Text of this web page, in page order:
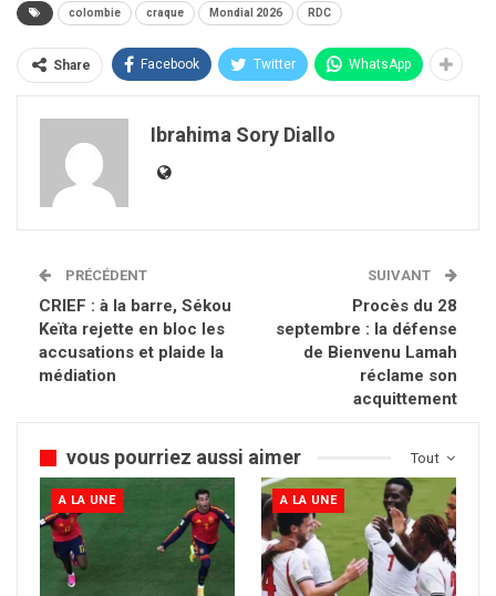
colombie craque Mondial 2026 RDC
Share Facebook Twitter WhatsApp
Ibrahima Sory Diallo
PRÉCÉDENT
CRIEF : à la barre, Sékou
Keïta rejette en bloc les
accusations et plaide la
médiation
SUIVANT
Procès du 28
septembre : la défense
de Bienvenu Lamah
réclame son
acquittement
Tout
vous pourriez aussi aimer
A LA UNE A LA UNE